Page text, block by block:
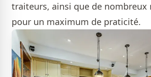
traiteurs, ainsi que de nombreux
pour un maximum de praticité.